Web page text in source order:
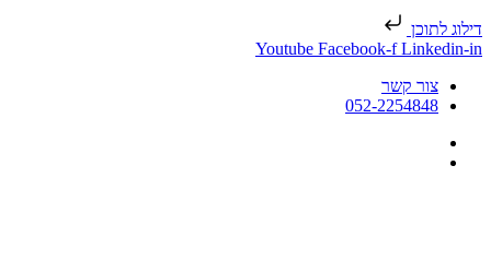
דילוג לתוכן
Youtube Facebook-f Linkedin-in
צור קשר
052-2254848